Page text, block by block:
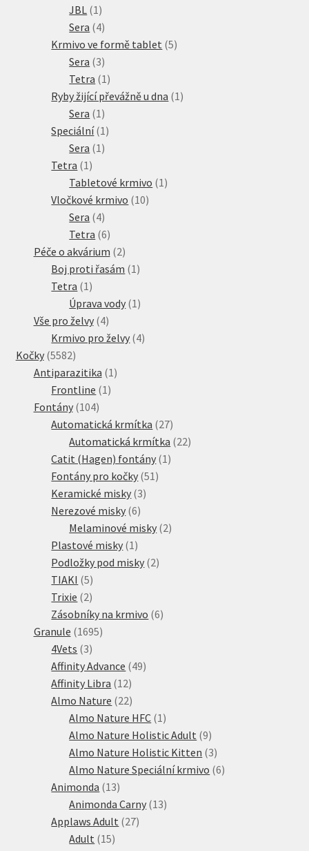
JBL 1 1
produkt
Sera 44
produkty
Krmivo ve formě tablet 55
Sera 33
produkty
Tetra 1 1
produkt
Ryby žijící převážně u dna 1 1
Sera 1 1
produkt
Speciální 1 1
Sera 1 1
Tetra 1 1
produkt
Tabletové krmivo 1 1
Vločkové krmivo 1010
Sera 44
produkty
Tetra 66
produktů
Péče o akvárium 22
produkty
Boj proti řasám 1 1
Tetra 1 1
produkt
Úprava vody 1 1
Vše pro želvy 44
produkty
Krmivo pro želvy 44
Kočky 55825582
produktů
Antiparazitika 1 1
Frontline 1 1
Fontány 104104
produktů
Automatická krmítka 2727
produktů
Automatická krmítka 2222
Catit (Hagen) fontány 1 1
Fontány pro kočky 51 51
Keramické misky 33
Nerezové misky 66
produktů
Melaminové misky 22
Plastové misky 1 1
produkt
Podložky pod misky 22
TIAKI 55
produktů
Trixie 22
produkty
Zásobníky na krmivo 66
Granule 16951695
4Vets 33
produkty
Affinity Advance 4949
Affinity Libra 1212
produktů
Almo Nature 2222
produktů
Almo Nature HFC 1 1
produkt
Almo Nature Holistic Adult 99
produktů
Almo Nature Holistic Kitten 33
produkty
Almo Nature Speciální krmivo 66
Animonda 1313
produktů
Animonda Carny 1313
Applaws Adult 2727
Adult 1515